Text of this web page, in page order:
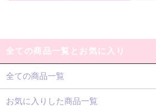
全ての商品一覧とお気に入り
全ての商品一覧
お気に入りした商品一覧